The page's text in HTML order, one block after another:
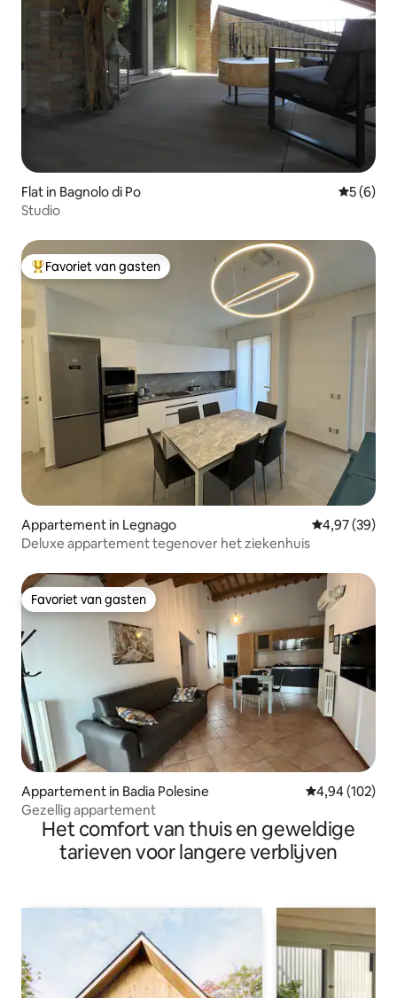
Flat in Bagnolo di Po
5 (6)
Studio
Topfavoriet van gasten
Favoriet van gasten
Appartement in Legnago Gemiddelde
4,97 (39)
Deluxe appartement tegenover het ziekenhuis
Favoriet van gasten
Favoriet van gasten
Appartement in Badia Polesine Gemiddelde
4,94 (102)
Gezellig appartement
Het comfort van thuis en geweldige
tarieven voor langere verblijven